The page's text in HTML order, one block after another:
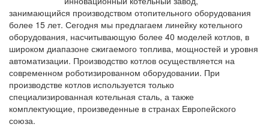
занимающийся производством отопительного оборудования
более 15 лет. Сегодня мы предлагаем линейку котельного
оборудования, насчитывающую более 40 моделей котлов, в
широком диапазоне сжигаемого топлива, мощностей и уровня
автоматизации. Производство котлов осуществляется на
современном роботизированном оборудовании. При
производстве котлов используется только
специализированная котельная сталь, а также
комплектующие, произведенные в странах Европейского
союза.